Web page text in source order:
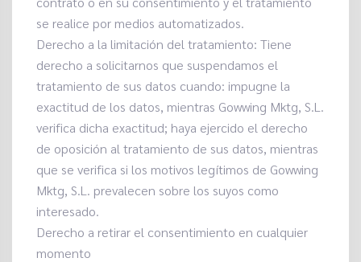
se realice por medios automatizados.
Derecho a la limitación del tratamiento: Tiene
derecho a solicitarnos que suspendamos el
tratamiento de sus datos cuando: impugne la
exactitud de los datos, mientras Gowwing Mktg, S.L.
verifica dicha exactitud; haya ejercido el derecho
de oposición al tratamiento de sus datos, mientras
que se verifica si los motivos legítimos de Gowwing
Mktg, S.L. prevalecen sobre los suyos como
interesado.
Derecho a retirar el consentimiento en cualquier
momento